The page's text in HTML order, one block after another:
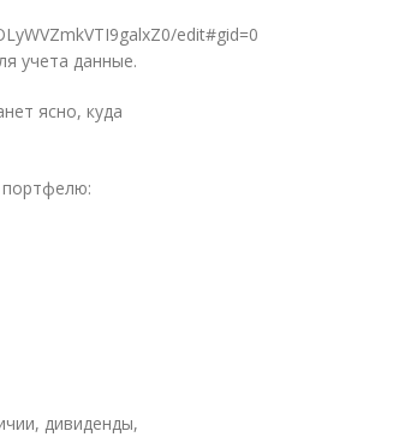
edit#gid=0
учета данные.
ясно, куда
дивиденды,